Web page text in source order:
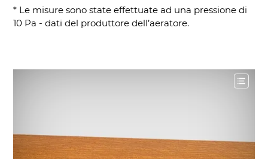
* Le misure sono state effettuate ad una pressione di
10 Pa - dati del produttore dell’aeratore.